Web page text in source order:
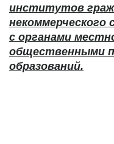
институтов
некоммерческого
с органами
общественными
образований.